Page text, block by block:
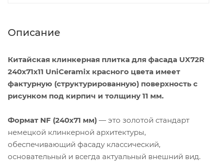
Описание
Китайская клинкерная плитка для фасада UX72R
240х71х11 UniCeramix красного цвета имеет
фактурную (структурированную) поверхность с
рисунком под кирпич и толщину 11 мм.
Формат NF (240х71 мм) — это золотой стандарт
немецкой клинкерной архитектуры,
обеспечивающий фасаду классический,
основательный и всегда актуальный внешний вид.